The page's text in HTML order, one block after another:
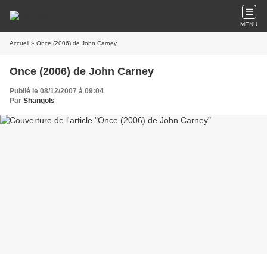
MENU
Accueil » Once (2006) de John Carney
Once (2006) de John Carney
Publié le 08/12/2007 à 09:04
Par Shangols